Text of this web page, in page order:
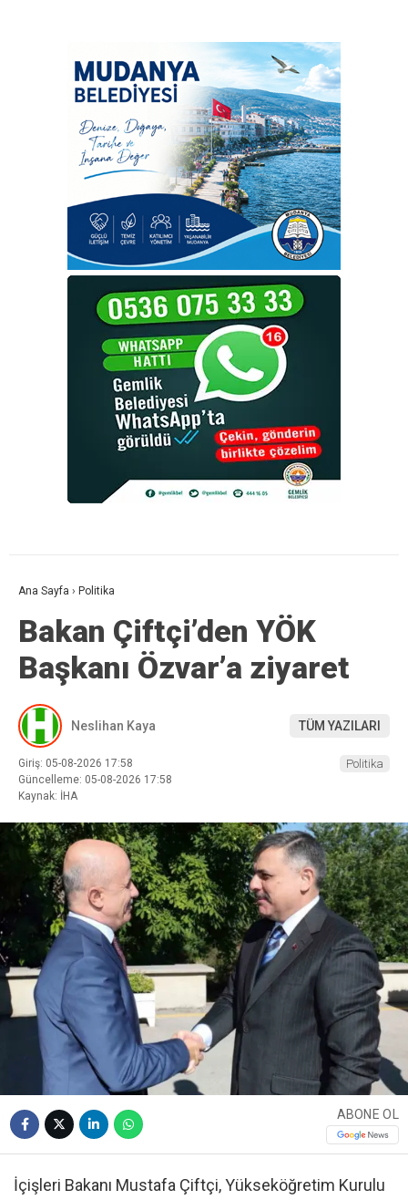
Ana Sayfa › Politika
Bakan Çiftçi’den YÖK
Başkanı Özvar’a ziyaret
Neslihan Kaya TÜM YAZILARI
Giriş: 05-08-2026 17:58
Güncelleme: 05-08-2026 17:58
Kaynak: İHA
Politika
ABONE OL
İçişleri Bakanı Mustafa Çiftçi, Yükseköğretim Kurulu